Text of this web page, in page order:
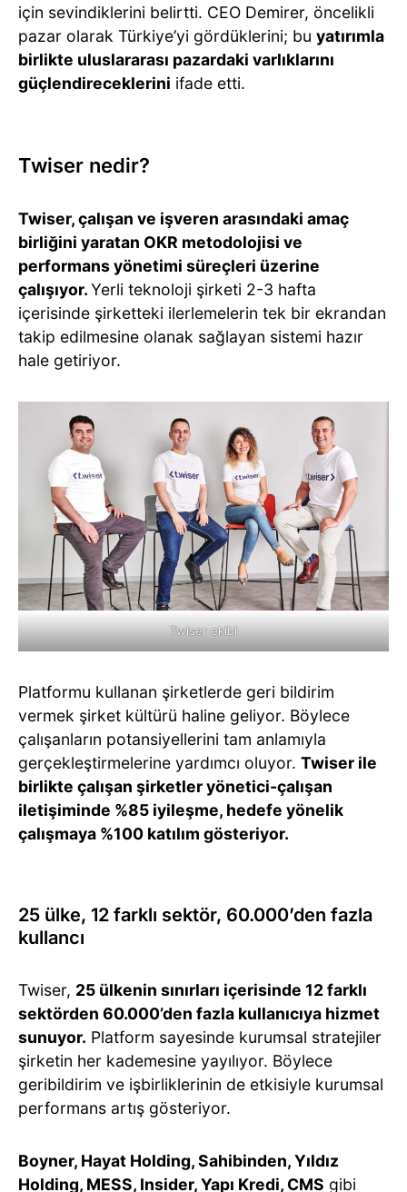
için sevindiklerini belirtti. CEO Demirer, öncelikli
pazar olarak Türkiye’yi gördüklerini; bu yatırımla
birlikte uluslararası pazardaki varlıklarını
güçlendireceklerini ifade etti.
Twiser nedir?
Twiser, çalışan ve işveren arasındaki amaç
birliğini yaratan OKR metodolojisi ve
performans yönetimi süreçleri üzerine
çalışıyor.Yerli teknoloji şirketi 2-3 hafta
içerisinde şirketteki ilerlemelerin tek bir ekrandan
takip edilmesine olanak sağlayan sistemi hazır
hale getiriyor.
Twiser ekibi
Platformu kullanan şirketlerde geri bildirim
vermek şirket kültürü haline geliyor. Böylece
çalışanların potansiyellerini tam anlamıyla
gerçekleştirmelerine yardımcı oluyor. Twiser ile
birlikte çalışan şirketler yönetici-çalışan
iletişiminde %85 iyileşme, hedefe yönelik
çalışmaya %100 katılım gösteriyor.
25 ülke, 12 farklı sektör, 60.000’den fazla
kullancı
Twiser, 25 ülkenin sınırları içerisinde 12 farklı
sektörden 60.000’den fazla kullanıcıya hizmet
sunuyor. Platform sayesinde kurumsal stratejiler
şirketin her kademesine yayılıyor. Böylece
geribildirim ve işbirliklerinin de etkisiyle kurumsal
performans artış gösteriyor.
Boyner, Hayat Holding, Sahibinden, Yıldız
Holding, MESS, Insider, Yapı Kredi, CMS gibi